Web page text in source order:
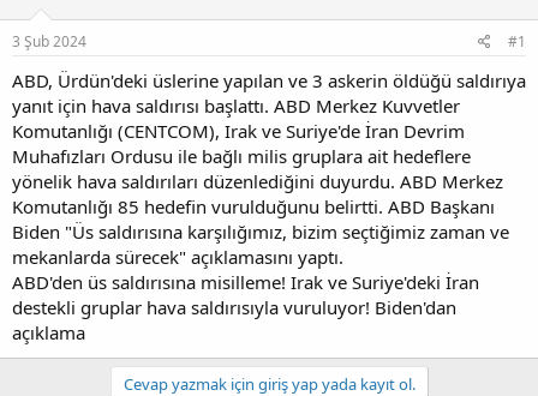
u
b
a
l
a
t
a
n
g
ı
ç
a
r
i
h
i
3 Şub 2024 #1
ABD, Ürdün'deki üslerine yapılan ve 3 askerin öldüğü saldırıya
yanıt için hava saldırısı başlattı. ABD Merkez Kuvvetler
Komutanlığı (CENTCOM), Irak ve Suriye'de İran Devrim
Muhafızları Ordusu ile bağlı milis gruplara ait hedeflere
yönelik hava saldırıları düzenlediğini duyurdu. ABD Merkez
Komutanlığı 85 hedefin vurulduğunu belirtti. ABD Başkanı
Biden "Üs saldırısına karşılığımız, bizim seçtiğimiz zaman ve
mekanlarda sürecek" açıklamasını yaptı.
ABD'den üs saldırısına misilleme! Irak ve Suriye'deki İran
destekli gruplar hava saldırısıyla vuruluyor! Biden'dan
açıklama
Cevap yazmak için giriş yap yada kayıt ol.